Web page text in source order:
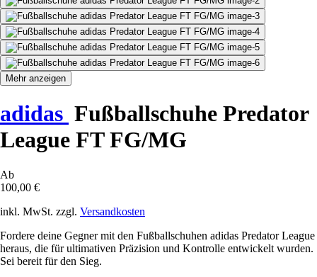
Mehr anzeigen
adidas Fußballschuhe Predator
League FT FG/MG
Ab
100,00 €
inkl. MwSt. zzgl. Versandkosten
Fordere deine Gegner mit den Fußballschuhen adidas Predator League
heraus, die für ultimativen Präzision und Kontrolle entwickelt wurden.
Sei bereit für den Sieg.